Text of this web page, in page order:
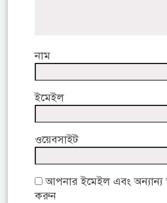
নাম
ইমেইল
ওয়েবসাইট
আপনার ইমেইল এবং অন্যান্য
করুন